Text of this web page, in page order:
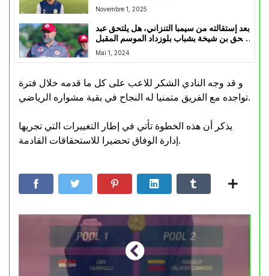
Novembre 1, 2025
بعد إستقالته من سيمبا التنزاني، هل يلتحق عبد
الحق بن شيخة بشباب بلوزداد الموسم المقبل
؟Mai 1, 2024
و قد وجه النادي الشكر للاعب على كل ما قدمه خلال فترة
تواجده مع الفريق متمنيا له النجاح في بقية مشواره الرياضي.
يذكر أن هذه الخطوة تأتي في إطار التغييرات التي تجريها
إدارة الوفاق تحضيرا للاستحقاقات القادمة.